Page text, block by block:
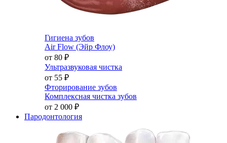
Гигиена зубов
Air Flow (Эйр Флоу)
от 80 ₽
Ультразвуковая чистка
от 55 ₽
Фторирование зубов
Комплексная чистка зубов
от 2 000 ₽
Пародонтология